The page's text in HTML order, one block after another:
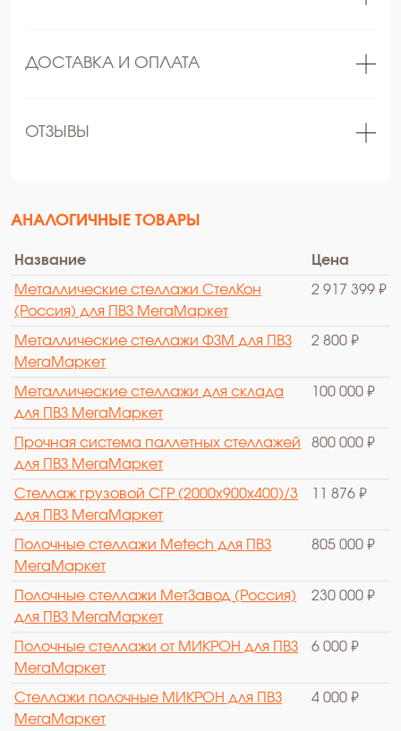
ДОСТАВКА И ОПЛАТА
ОТЗЫВЫ
АНАЛОГИЧНЫЕ ТОВАРЫ
Название Цена
Металлические стеллажи СтелКон
(Россия) для ПВЗ МегаМаркет
2 917 399 ₽
Металлические стеллажи ФЗМ для ПВЗ
МегаМаркет
2 800 ₽
Металлические стеллажи для склада
для ПВЗ МегаМаркет
100 000 ₽
Прочная система паллетных стеллажей
для ПВЗ МегаМаркет
800 000 ₽
Стеллаж грузовой СГР (2000х900х400)/3
для ПВЗ МегаМаркет
11 876 ₽
Полочные стеллажи Metech для ПВЗ
МегаМаркет
805 000 ₽
Полочные стеллажи МетЗавод (Россия)
для ПВЗ МегаМаркет
230 000 ₽
Полочные стеллажи от МИКРОН для ПВЗ
МегаМаркет
6 000 ₽
Стеллажи полочные МИКРОН для ПВЗ
МегаМаркет
4 000 ₽